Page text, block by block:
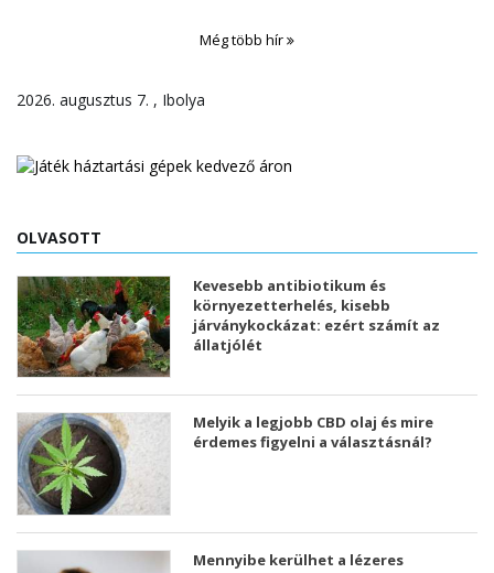
Még több hír
2026. augusztus 7. , Ibolya
OLVASOTT
Kevesebb antibiotikum és
környezetterhelés, kisebb
járványkockázat: ezért számít az
állatjólét
Melyik a legjobb CBD olaj és mire
érdemes figyelni a választásnál?
Mennyibe kerülhet a lézeres